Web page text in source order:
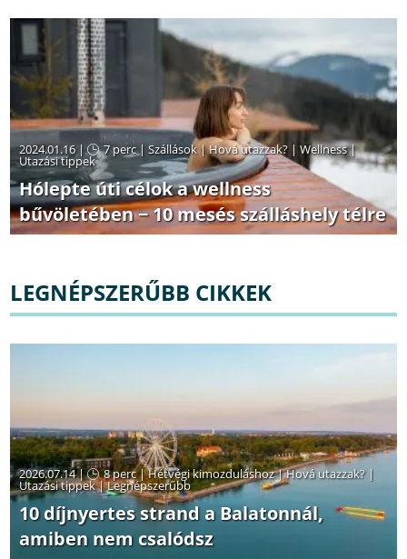
2024.01.16 | 7 perc|Szállások|Hová utazzak? |Wellness|
Utazási tippek
Hólepte úti célok a wellness
bűvöletében − 10 mesés szálláshely télre
LEGNÉPSZERŰBB CIKKEK
2026.07.14 | 8 perc|Hétvégi kimozduláshoz|Hová utazzak? |
Utazási tippek|Legnépszerűbb
10 díjnyertes strand a Balatonnál,
amiben nem csalódsz